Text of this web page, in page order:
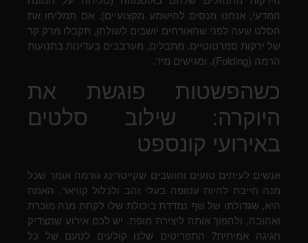
המדעי, אנחנו מנסים להישמע מקצועיים). אם תמליחו את
הסלט שעה לפני שהאורחים יושבים לשולחן, תקבלו מרק קר
של ירקות סמרטוטיים. מתבלים, מערבבים בעדינות בתנועות
הרמה (Folding), ומגישים מיד.
כשהפשטות פוגשת את
היוקרה: שילוב סלטים
באירועי קונספט
אנשים לעיתים טועים וחושבים שקייטרינג גורמה אומר שכל
מנה חייבת להיות עטופה בעלי זהב ולכלול קוויאר. האמת
היא, שגדולתו של שף נמדדת ביכולת שלו לקחת מנה מוכרת
ואהובה, ולהפוך אותה ליצירת מופת. יש לכם אירוע שמצדיק
חגיגה אמיתית? התפריטים שלנו קולעים לטעם של כל